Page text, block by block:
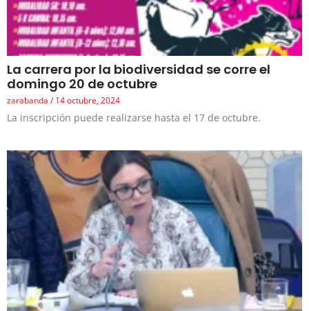
La carrera por la biodiversidad se corre el
domingo 20 de octubre
zarabanda 14 octubre, 2024
La inscripción puede realizarse hasta el 17 de octubre.